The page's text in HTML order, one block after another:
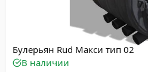
Булерьян Rud Макси тип 02
В наличии